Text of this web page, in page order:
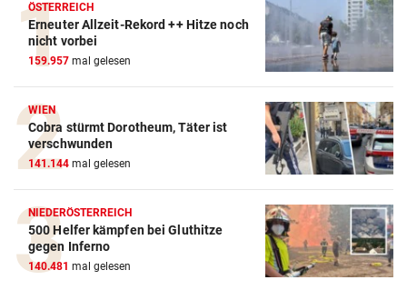
ÖSTERREICH
Erneuter Allzeit-Rekord ++ Hitze noch
nicht vorbei
159.957 mal gelesen
WIEN
Cobra stürmt Dorotheum, Täter ist
verschwunden
141.144 mal gelesen
NIEDERÖSTERREICH
500 Helfer kämpfen bei Gluthitze
gegen Inferno
140.481 mal gelesen